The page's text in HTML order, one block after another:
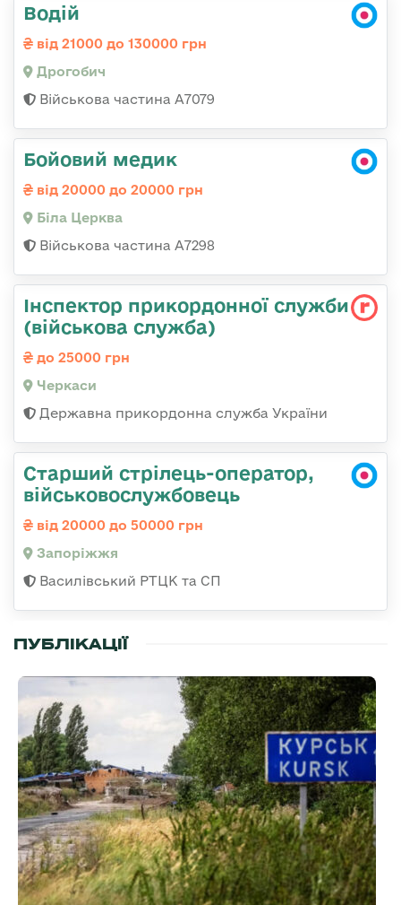
Водій
від 21000 до 130000 грн
Дрогобич
Військова частина А7079
Бойовий медик
від 20000 до 20000 грн
Біла Церква
Військова частина А7298
Інспектор прикордонної служби
(військова служба)
до 25000 грн
Черкаси
Державна прикордонна служба України
Старший стрілець-оператор,
військовослужбовець
від 20000 до 50000 грн
Запоріжжя
Василівський РТЦК та СП
ПУБЛІКАЦІЇ